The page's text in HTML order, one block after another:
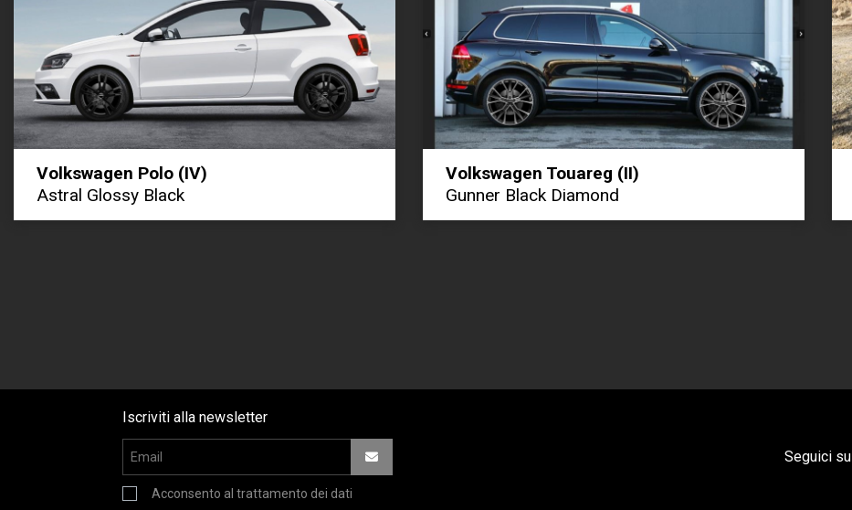
Volkswagen Polo (IV)
Astral Glossy Black
Volkswagen Touareg (II)
Gunner Black Diamond
Iscriviti alla newsletter
Acconsento al trattamento dei dati
Seguici su